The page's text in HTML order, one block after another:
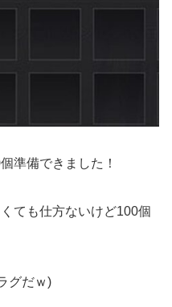
準備できました！
ても仕方ないけど100個
グだｗ)